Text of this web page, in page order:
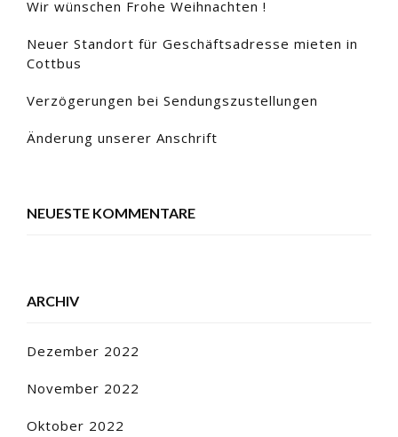
Wir wünschen Frohe Weihnachten !
Neuer Standort für Geschäftsadresse mieten in
Cottbus
Verzögerungen bei Sendungszustellungen
Änderung unserer Anschrift
NEUESTE KOMMENTARE
ARCHIV
Dezember 2022
November 2022
Oktober 2022